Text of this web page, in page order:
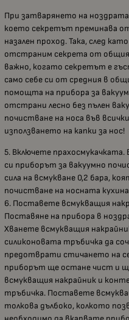
При затварянето на ноздрата
което секретът преминава
назален проход. Така, след
отстраним секрета от общия
важно, когато секретът е
само себе си от средния в
помощта на прибора за
отстрани лесно без пълен
почистване на носа във
използването на капки за нос!
5. Включете
си приборът за вакуумно
сила на всмукване 0,2 бара,
почистване на носната
6. Поставете всмукващия
Поставяне на прибора в
Хванете всмукващия
силиконовата тръбичка да
предотврати стичането на
приборът ще остане чист и
всмукващия накрайник и
тръбичка. Поставете
толкова дълбоко, колкото